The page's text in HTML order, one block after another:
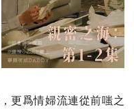
更爲情婦流連從前嗤之